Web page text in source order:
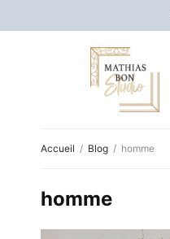
Accueil Blog homme
homme